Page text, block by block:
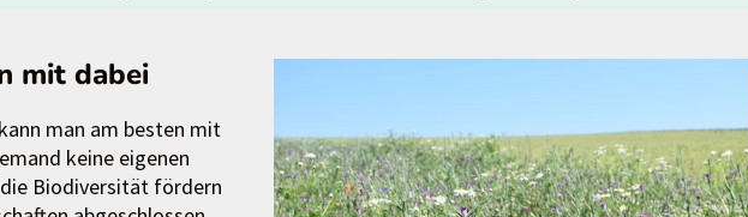
mit dabei
man am besten mit
keine eigenen
Biodiversität fördern